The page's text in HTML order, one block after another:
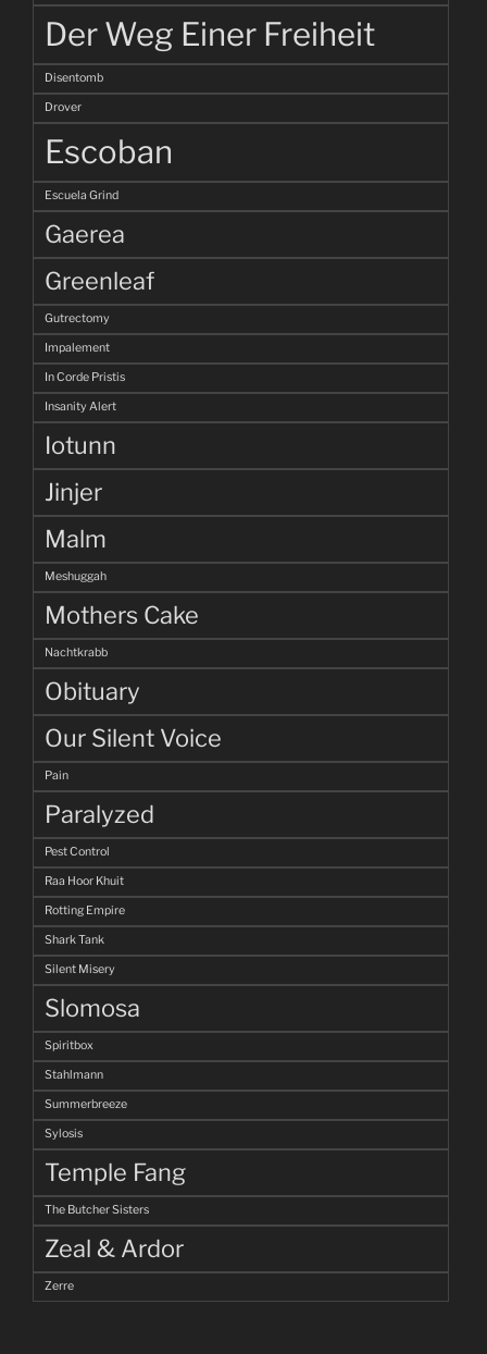
Der Weg Einer Freiheit
Disentomb
Drover
Escoban
Escuela Grind
Gaerea
Greenleaf
Gutrectomy
Impalement
In Corde Pristis
Insanity Alert
Iotunn
Jinjer
Malm
Meshuggah
Mothers Cake
Nachtkrabb
Obituary
Our Silent Voice
Pain
Paralyzed
Pest Control
Raa Hoor Khuit
Rotting Empire
Shark Tank
Silent Misery
Slomosa
Spiritbox
Stahlmann
Summerbreeze
Sylosis
Temple Fang
The Butcher Sisters
Zeal & Ardor
Zerre